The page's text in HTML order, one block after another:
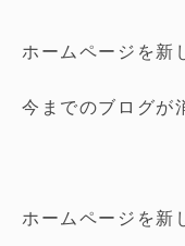
ホームページを新
今までのブログが
ホームページを新